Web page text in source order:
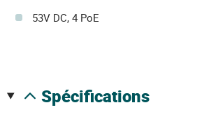
53V DC, 4 PoE
spécifications